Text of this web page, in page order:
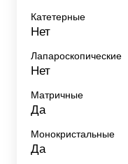
Катетерные
Нет
Лапароскопические
Нет
Матричные
Да
Монокристальные
Да